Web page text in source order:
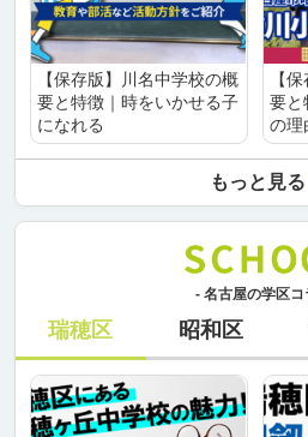
【保存版】川名中学校の概
要と特徴｜時をいかせる子
になれる
【
要
の理
もっと見る
- 名古屋の学区コ
瑞穂区 昭和区